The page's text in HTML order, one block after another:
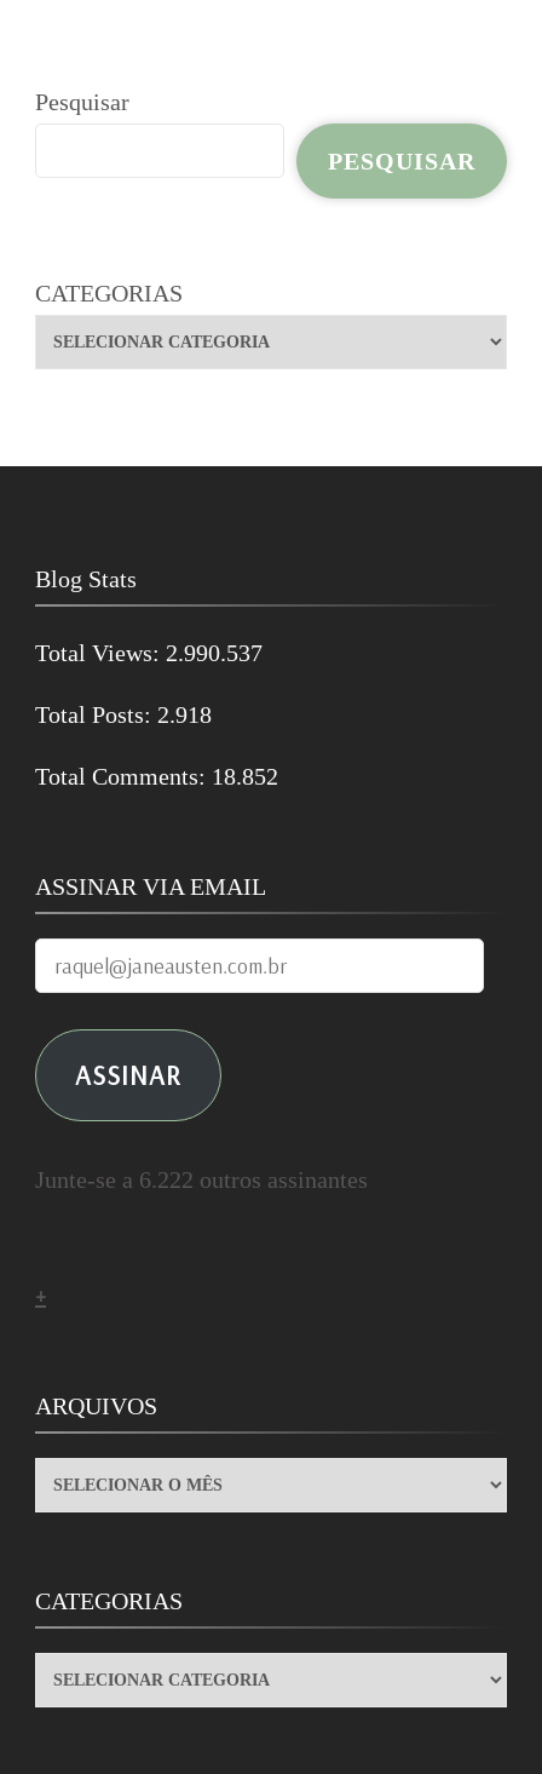
Pesquisar
PESQUISAR
CATEGORIAS
Blog Stats
Total Views: 2.990.537
Total Posts: 2.918
Total Comments: 18.852
ASSINAR VIA EMAIL
raquel@janeausten.com.br
ASSINAR
Junte-se a 6.222 outros assinantes
+
ARQUIVOS
ARQUIVOS
CATEGORIAS
CATEGORIAS